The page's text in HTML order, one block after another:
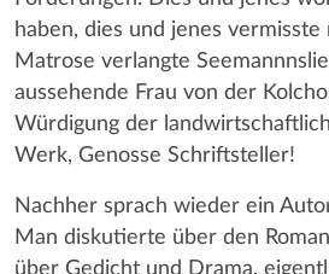
haben, dies und jenes
Matrose verlangte
aussehende Frau von der
Würdigung der
Werk, Genosse Schriftsteller!
Nachher sprach wieder ein
Man diskutierte über den
über Gedicht und Drama,